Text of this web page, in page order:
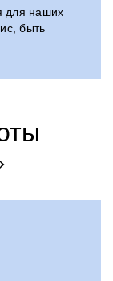
для наших
быть